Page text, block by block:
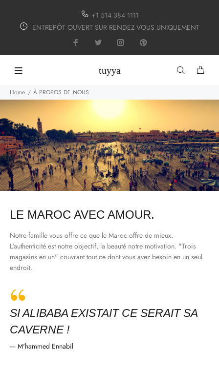
+1 514 384 1111
ENTREPÔT OUVERT SUR RENDEZ-VOUS UNIQUEMENT
tuyya
Home À PROPOS DE NOUS
LE MAROC AVEC AMOUR.
Notre famille vous offre ce que le Maroc offre de mieux.
L'authenticité est notre objectif, la beauté notre motivation. "Trois
magasins en un" couvrant tout ce dont vous avez besoin en un seul
endroit.
SI ALIBABA EXISTAIT CE SERAIT SA
CAVERNE !
— M'hammed Ennabil